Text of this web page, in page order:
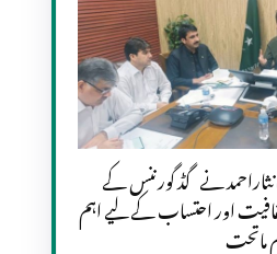
نثاراحمد نے گڈ گورننس کے
اور احتساب کے لیے اہم